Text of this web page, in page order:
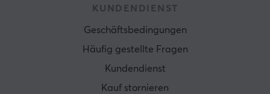
KUNDENDIENST
Geschäftsbedingungen
Häufig gestellte Fragen
Kundendienst
Kauf stornieren